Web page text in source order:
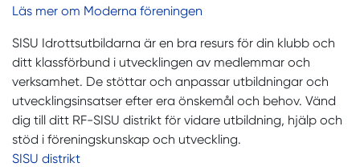
Läs mer om Moderna föreningen
SISU Idrottsutbildarna är en bra resurs för din klubb och
ditt klassförbund i utvecklingen av medlemmar och
verksamhet. De stöttar och anpassar utbildningar och
utvecklingsinsatser efter era önskemål och behov. Vänd
dig till ditt RF-SISU distrikt för vidare utbildning, hjälp och
stöd i föreningskunskap och utveckling.
SISU distrikt